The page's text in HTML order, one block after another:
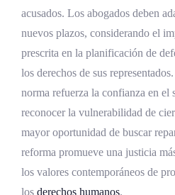
acusados. Los abogados deben
nuevos plazos, considerando el
prescrita en la planificación de
los derechos de sus
norma refuerza la confianza en el
reconocer la vulnerabilidad de
mayor oportunidad de buscar
reforma promueve una justicia
los valores contemporáneos de
los derechos humanos.